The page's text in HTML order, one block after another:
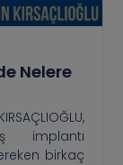
Nelere
implantı
birkaç